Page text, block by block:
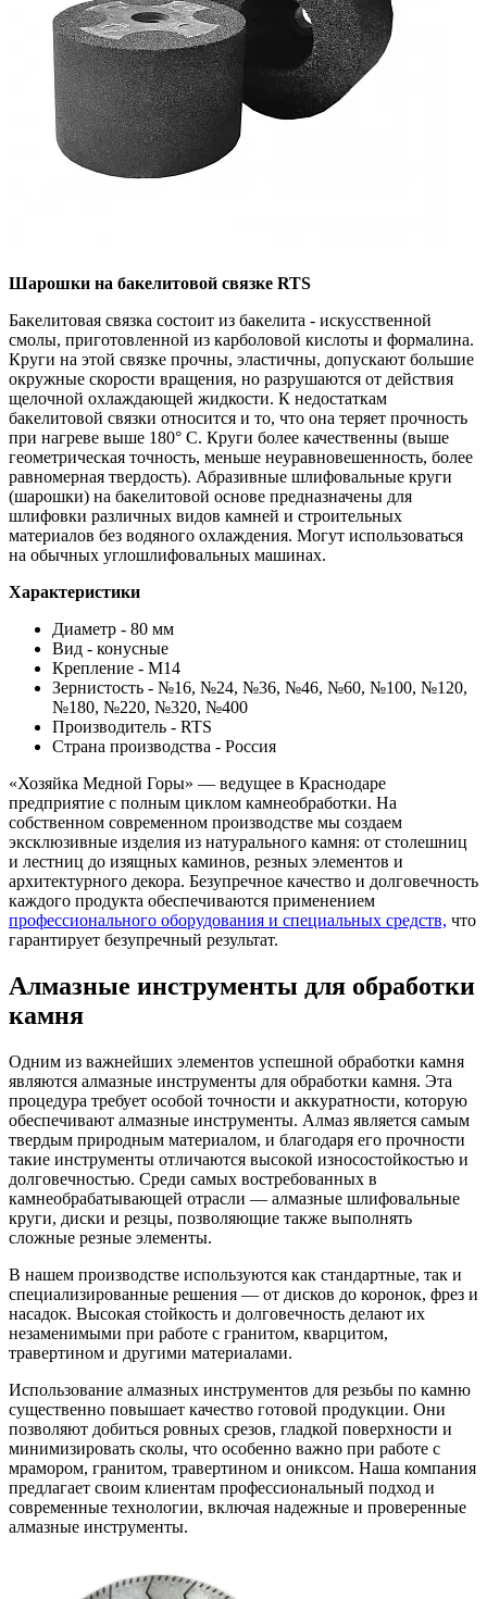
Шарошки на бакелитовой связке RTS
Бакелитовая связка состоит из бакелита - искусственной
смолы, приготовленной из карболовой кислоты и формалина.
Круги на этой связке прочны, эластичны, допускают большие
окружные скорости вращения, но разрушаются от действия
щелочной охлаждающей жидкости. К недостаткам
бакелитовой связки относится и то, что она теряет прочность
при нагреве выше 180° С. Круги более качественны (выше
геометрическая точность, меньше неуравновешенность, более
равномерная твердость). Абразивные шлифовальные круги
(шарошки) на бакелитовой основе предназначены для
шлифовки различных видов камней и строительных
материалов без водяного охлаждения. Могут использоваться
на обычных углошлифовальных машинах.
Характеристики
Диаметр - 80 мм
Вид - конусные
Крепление - М14
Зернистость - №16, №24, №36, №46, №60, №100, №120,
№180, №220, №320, №400
Производитель - RTS
Страна производства - Россия
«Хозяйка Медной Горы» — ведущее в Краснодаре
предприятие с полным циклом камнеобработки. На
собственном современном производстве мы создаем
эксклюзивные изделия из натурального камня: от столешниц
и лестниц до изящных каминов, резных элементов и
архитектурного декора. Безупречное качество и долговечность
каждого продукта обеспечиваются применением
профессионального оборудования и специальных средств, что
гарантирует безупречный результат.
Алмазные инструменты для обработки
камня
Одним из важнейших элементов успешной обработки камня
являются алмазные инструменты для обработки камня. Эта
процедура требует особой точности и аккуратности, которую
обеспечивают алмазные инструменты. Алмаз является самым
твердым природным материалом, и благодаря его прочности
такие инструменты отличаются высокой износостойкостью и
долговечностью. Среди самых востребованных в
камнеобрабатывающей отрасли — алмазные шлифовальные
круги, диски и резцы, позволяющие также выполнять
сложные резные элементы.
В нашем производстве используются как стандартные, так и
специализированные решения — от дисков до коронок, фрез и
насадок. Высокая стойкость и долговечность делают их
незаменимыми при работе с гранитом, кварцитом,
травертином и другими материалами.
Использование алмазных инструментов для резьбы по камню
существенно повышает качество готовой продукции. Они
позволяют добиться ровных срезов, гладкой поверхности и
минимизировать сколы, что особенно важно при работе с
мрамором, гранитом, травертином и ониксом. Наша компания
предлагает своим клиентам профессиональный подход и
современные технологии, включая надежные и проверенные
алмазные инструменты.